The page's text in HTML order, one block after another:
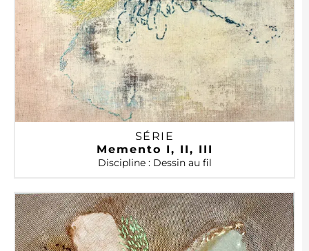
SÉRIE
Memento I, II, III
Discipline : Dessin au fil